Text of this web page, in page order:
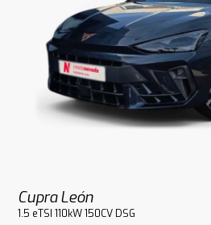
Cupra León
1.5 eTSI 110kW 150CV DSG